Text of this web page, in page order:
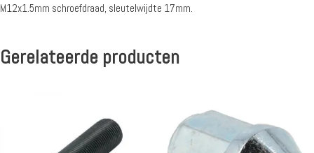
M12x1.5mm schroefdraad, sleutelwijdte 17mm.
Gerelateerde producten